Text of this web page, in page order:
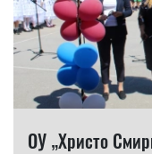
ОУ „Христо